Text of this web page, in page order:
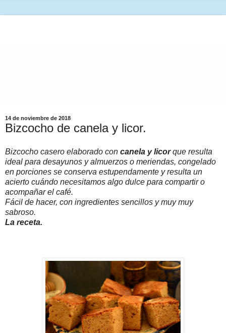
14 de noviembre de 2018
Bizcocho de canela y licor.
Bizcocho casero elaborado con canela y licorque resulta
ideal para desayunos y almuerzos o meriendas, congelado
en porciones se conserva estupendamente y resulta un
acierto cuándo necesitamos algo dulce para compartir o
acompañar el café.
Fácil de hacer, con ingredientes sencillos y muy muy
sabroso.
La receta.